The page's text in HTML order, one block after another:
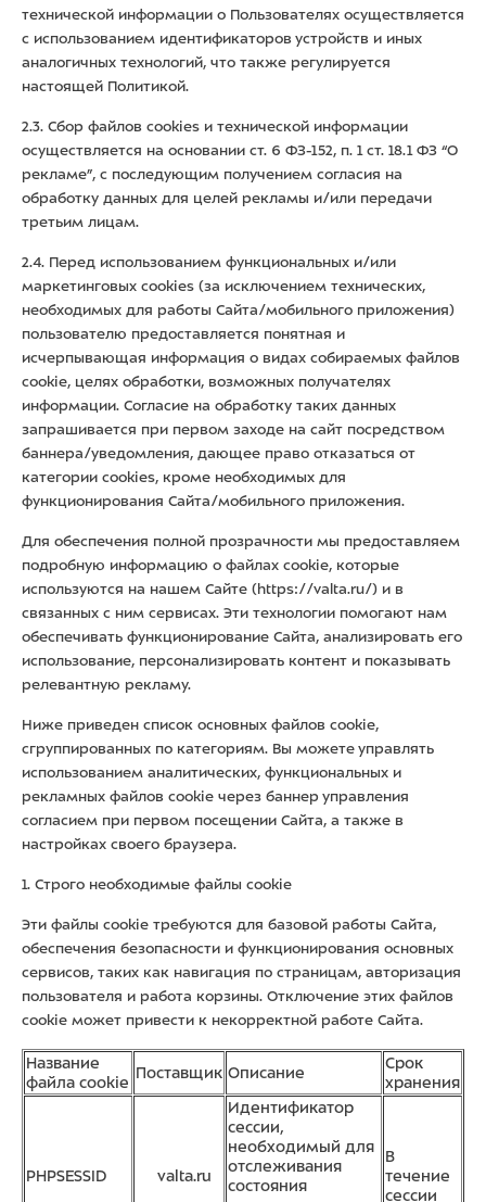
технической информации о Пользователях осуществляется
с использованием идентификаторов устройств и иных
аналогичных технологий, что также регулируется
настоящей Политикой.
2.3. Сбор файлов cookies и технической информации
осуществляется на основании ст. 6 ФЗ-152, п. 1 ст. 18.1 ФЗ “О
рекламе”, с последующим получением согласия на
обработку данных для целей рекламы и/или передачи
третьим лицам.
2.4. Перед использованием функциональных и/или
маркетинговых cookies (за исключением технических,
необходимых для работы Сайта/мобильного приложения)
пользователю предоставляется понятная и
исчерпывающая информация о видах собираемых файлов
cookie, целях обработки, возможных получателях
информации. Согласие на обработку таких данных
запрашивается при первом заходе на сайт посредством
баннера/уведомления, дающее право отказаться от
категории cookies, кроме необходимых для
функционирования Сайта/мобильного приложения.
Для обеспечения полной прозрачности мы предоставляем
подробную информацию о файлах cookie, которые
используются на нашем Сайте (https://valta.ru/) и в
связанных с ним сервисах. Эти технологии помогают нам
обеспечивать функционирование Сайта, анализировать его
использование, персонализировать контент и показывать
релевантную рекламу.
Ниже приведен список основных файлов cookie,
сгруппированных по категориям. Вы можете управлять
использованием аналитических, функциональных и
рекламных файлов cookie через баннер управления
согласием при первом посещении Сайта, а также в
настройках своего браузера.
1. Строго необходимые файлы cookie
Эти файлы cookie требуются для базовой работы Сайта,
обеспечения безопасности и функционирования основных
сервисов, таких как навигация по страницам, авторизация
пользователя и работа корзины. Отключение этих файлов
cookie может привести к некорректной работе Сайта.
Название
файла cookie
Поставщик Описание
Срок
хранения
PHPSESSID valta.ru
Идентификатор
сессии,
необходимый для
отслеживания
состояния
В
течение
сессии